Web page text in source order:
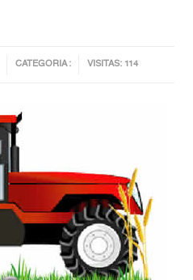
CATEGORIA : VISITAS: 114